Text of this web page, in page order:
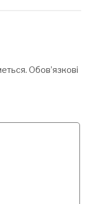
Обов’язкові